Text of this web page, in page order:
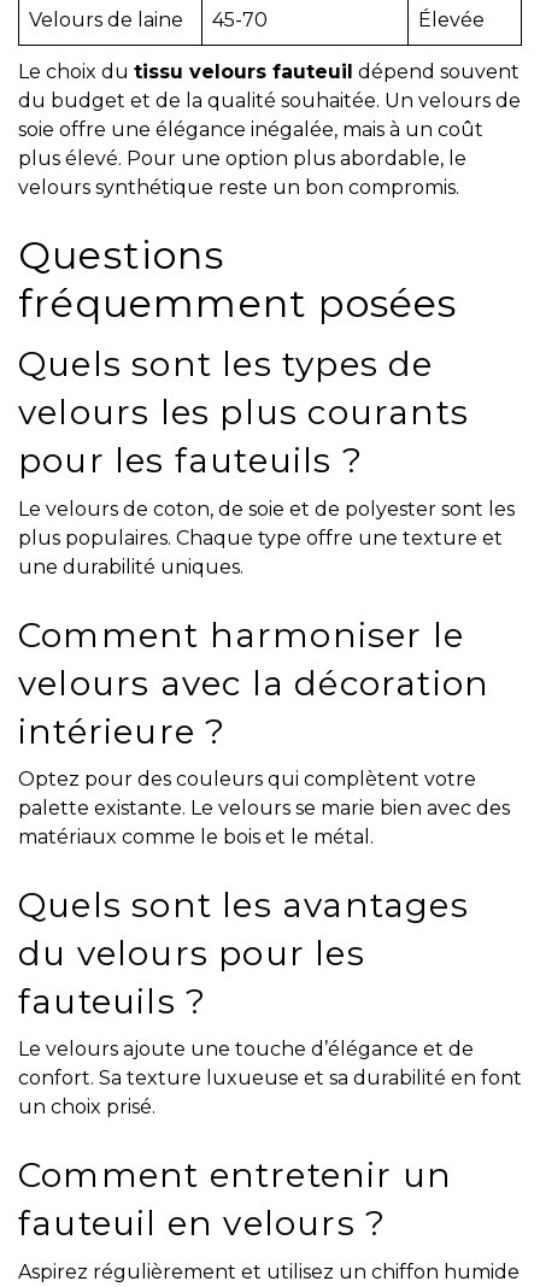
Velours de laine 45-70 Élevée
Le choix du tissu velours fauteuil dépend souvent
du budget et de la qualité souhaitée. Un velours de
soie offre une élégance inégalée, mais à un coût
plus élevé. Pour une option plus abordable, le
velours synthétique reste un bon compromis.
Questions
fréquemment posées
Quels sont les types de
velours les plus courants
pour les fauteuils ?
Le velours de coton, de soie et de polyester sont les
plus populaires. Chaque type offre une texture et
une durabilité uniques.
Comment harmoniser le
velours avec la décoration
intérieure ?
Optez pour des couleurs qui complètent votre
palette existante. Le velours se marie bien avec des
matériaux comme le bois et le métal.
Quels sont les avantages
du velours pour les
fauteuils ?
Le velours ajoute une touche d’élégance et de
confort. Sa texture luxueuse et sa durabilité en font
un choix prisé.
Comment entretenir un
fauteuil en velours ?
Aspirez régulièrement et utilisez un chiffon humide